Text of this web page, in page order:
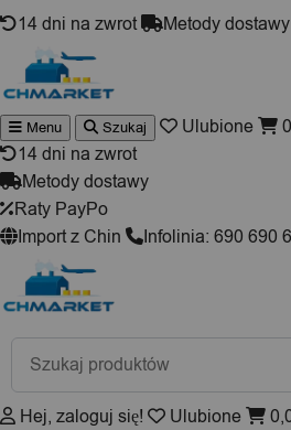
14 dni na zwrot Metody dostawy
Wyszukiwarka
produktów
Menu Szukaj Ulubione
14 dni na zwrot
Metody dostawy
Raty PayPo
Import z Chin
Infolinia: 690 690
Wyszukiwarka
produktów
Hej, zaloguj się! Ulubione